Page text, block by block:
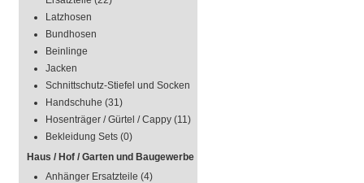
Latzhosen
Bundhosen
Beinlinge
Jacken
Schnittschutz-Stiefel und Socken
Handschuhe (31)
Hosenträger / Gürtel / Cappy (11)
Bekleidung Sets (0)
Haus / Hof / Garten und Baugewerbe
Anhänger Ersatzteile (4)